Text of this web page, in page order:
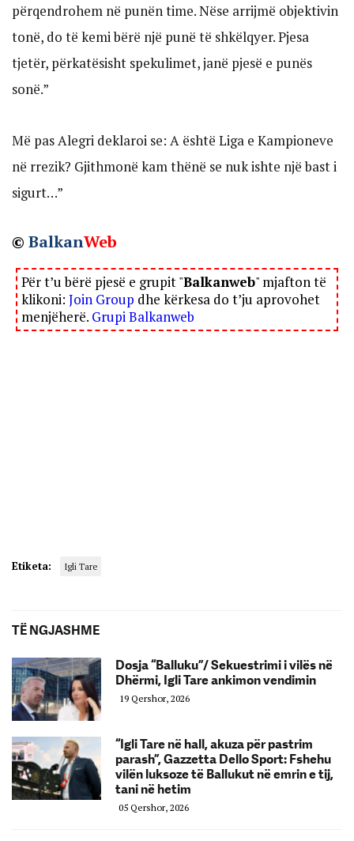
përqendrohem në punën time. Nëse arrijmë objektivin
tonë, do të kemi bërë një punë të shkëlqyer. Pjesa
tjetër, përkatësisht spekulimet, janë pjesë e punës
sonë.”
Më pas Alegri deklaroi se: A është Liga e Kampioneve
në rrezik? Gjithmonë kam thënë se nuk ishte një bast i
sigurt…”
© BalkanWeb
Për t’u bërë pjesë e grupit "Balkanweb" mjafton të
klikoni: Join Group dhe kërkesa do t’ju aprovohet
menjëherë. Grupi Balkanweb
Etiketa: Igli Tare
TË NGJASHME
Dosja “Balluku”/ Sekuestrimi i vilës në
Dhërmi, Igli Tare ankimon vendimin
19 Qershor, 2026
“Igli Tare në hall, akuza për pastrim
parash”, Gazzetta Dello Sport: Fshehu
vilën luksoze të Ballukut në emrin e tij,
tani në hetim
05 Qershor, 2026